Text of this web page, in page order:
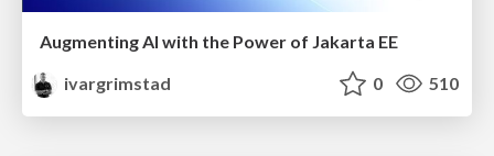
Augmenting AI with the Power of Jakarta EE
ivargrimstad
0 510